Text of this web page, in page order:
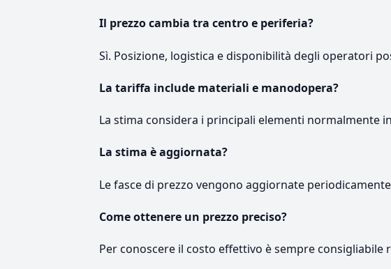
Il prezzo cambia tra centro e periferia?
Sì. Posizione, logistica e disponibilità degli operatori
La tariffa include materiali e manodopera?
La stima considera i principali elementi normalmente
La stima è aggiornata?
Le fasce di prezzo vengono aggiornate
Come ottenere un prezzo preciso?
Per conoscere il costo effettivo è sempre